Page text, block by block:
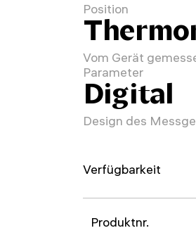
Position
Vom Gerät
Parameter
Digital
Design des
Verfügbarkeit
Produktnr.